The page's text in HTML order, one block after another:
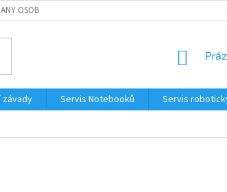
OSOBNÍCH ÚDAJŮ
závady Servis Notebooků Servis